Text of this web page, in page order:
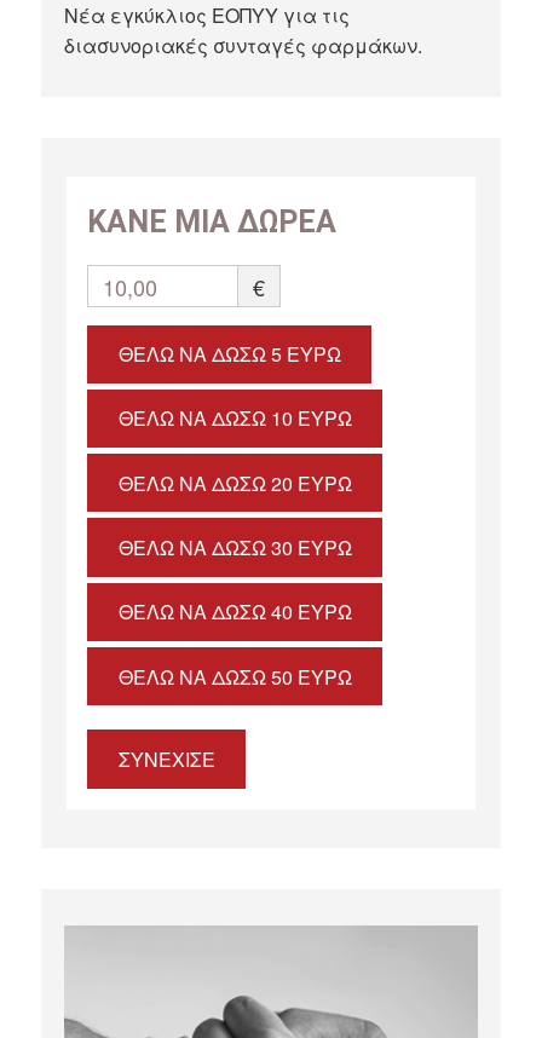
Νέα εγκύκλιος ΕΟΠΥΥ για τις
διασυνοριακές συνταγές φαρμάκων.
ΚΑΝΕ ΜΙΑ ΔΩΡΕΑ
10,00 €
ΘΈΛΩ ΝΑ ΔΏΣΩ 5 ΕΥΡΏ
ΘΈΛΩ ΝΑ ΔΏΣΩ 10 ΕΥΡΏ
ΘΈΛΩ ΝΑ ΔΏΣΩ 20 ΕΥΡΏ
ΘΈΛΩ ΝΑ ΔΏΣΩ 30 ΕΥΡΏ
ΘΈΛΩ ΝΑ ΔΏΣΩ 40 ΕΥΡΏ
ΘΈΛΩ ΝΑ ΔΏΣΩ 50 ΕΥΡΏ
ΣΥΝΕΧΙΣΕ